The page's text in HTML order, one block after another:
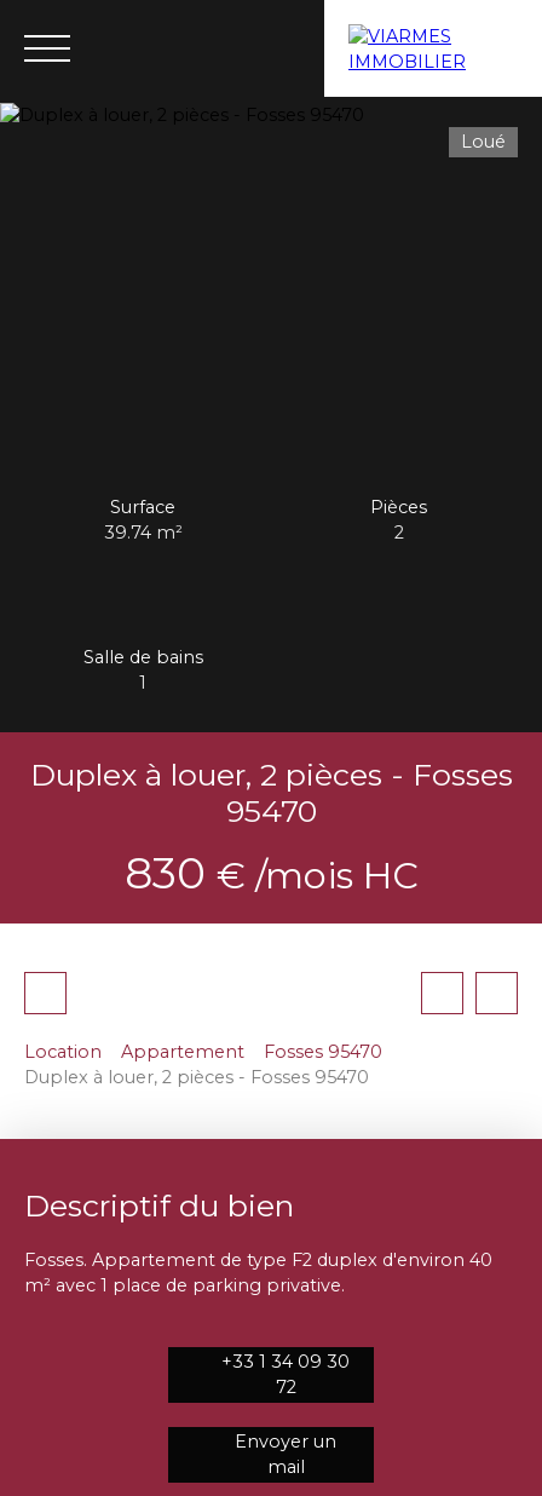
Loué
Surface
39.74 m²
Pièces
2
Salle de bains
1
Duplex à louer, 2 pièces - Fosses
95470
830 € /mois HC
Location Appartement
Fosses 95470
Duplex à louer, 2 pièces - Fosses 95470
Descriptif du bien
Fosses. Appartement de type F2 duplex d'environ 40
m² avec 1 place de parking privative.
+33 1 34 09 30
72
Envoyer un
mail